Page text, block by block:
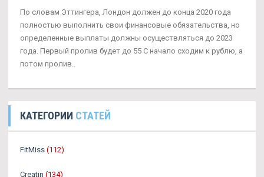
По словам Эттингера, Лондон должен до конца 2020 года
полностью выполнить свои финансовые обязательства, но
определенные выплаты должны осуществляться до 2023
года. Первый пролив будет до 55 С начало сходим к рублю, а
потом пролив..
КАТЕГОРИИ СТАТЕЙ
FitMiss (112)
Creatin (134)